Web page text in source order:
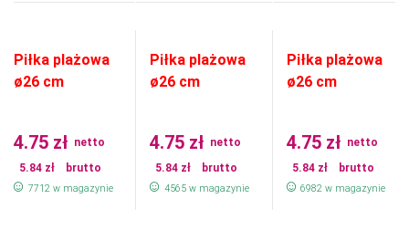
Piłka plażowa
ø26 cm
4.75 zł netto
5.84 zł brutto
7712 w magazynie
Piłka plażowa
ø26 cm
4.75 zł netto
5.84 zł brutto
4565 w magazynie
Piłka plażowa
ø26 cm
4.75 zł netto
5.84 zł brutto
6982 w magazynie